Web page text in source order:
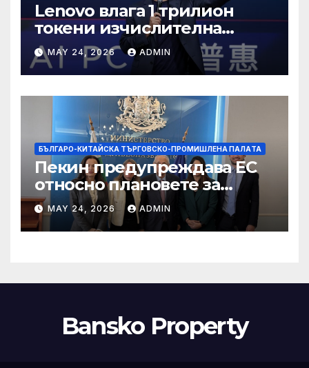
Lenovo влага 1 трилион
токени изчислителна
мощност в AI екосистемата
MAY 24, 2026 ADMIN
БЪЛГАРО-КИТАЙСКА ТЪРГОВСКО-ПРОМИШЛЕНА ПАЛAТА
Пекин предупреждава ЕС
относно плановете за
насочване към китайски
продукти
MAY 24, 2026 ADMIN
Bansko Property